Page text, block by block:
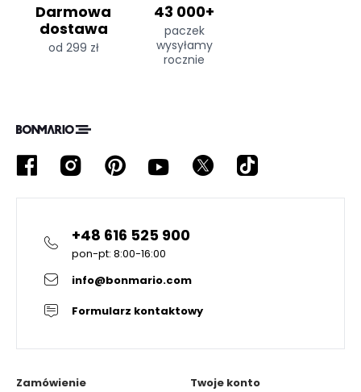
Darmowa
dostawa
od 299 zł
43 000+
paczek
wysyłamy
rocznie
+48 616 525 900
pon-pt: 8:00-16:00
info@bonmario.com
Formularz kontaktowy
Zamówienie
Twoje konto